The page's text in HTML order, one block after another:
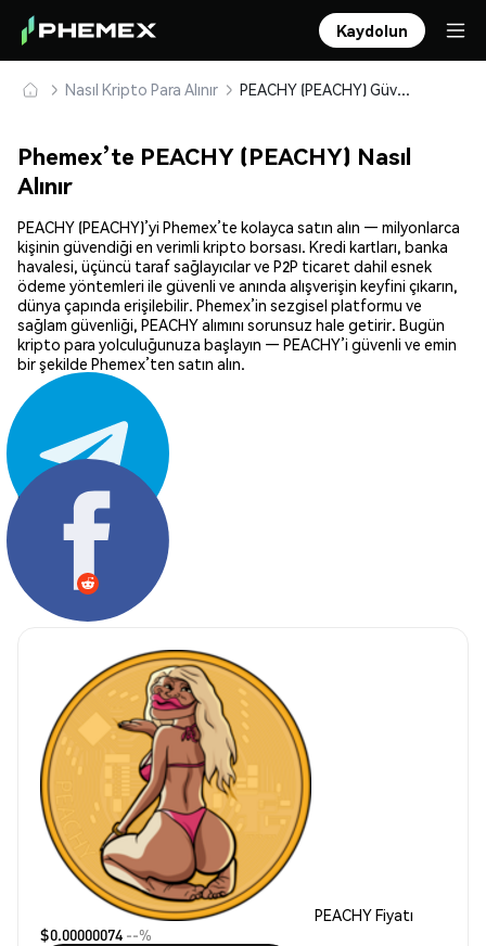
Kaydolun
Nasıl Kripto Para Alınır PEACHY (PEACHY) Güvenle Satın Alın ve Saklayın
Phemex’te PEACHY (PEACHY) Nasıl
Alınır
PEACHY (PEACHY)’yi Phemex’te kolayca satın alın — milyonlarca
kişinin güvendiği en verimli kripto borsası. Kredi kartları, banka
havalesi, üçüncü taraf sağlayıcılar ve P2P ticaret dahil esnek
ödeme yöntemleri ile güvenli ve anında alışverişin keyfini çıkarın,
dünya çapında erişilebilir. Phemex’in sezgisel platformu ve
sağlam güvenliği, PEACHY alımını sorunsuz hale getirir. Bugün
kripto para yolculuğunuza başlayın — PEACHY’i güvenli ve emin
bir şekilde Phemex’ten satın alın.
Paylaş:
PEACHY Fiyatı
$0.00000074 --%